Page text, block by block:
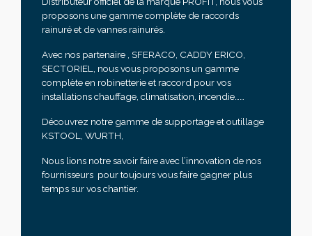
proposons une gamme complète de raccords
rainuré et de vannes rainurés.
Avec nos partenaire , SFERACO, CADDY ERICO,
SECTORIEL, nous vous proposons un gamme
complète en robinetterie et raccord pour vos
installations chauffage, climatisation, incendie……
Découvrez notre gamme de supportage et outillage
KSTOOL, WURTH,
Nous lions notre savoir faire avec l’innovation de nos
fournisseurs pour toujours vous faire gagner plus
temps sur vos chantier.